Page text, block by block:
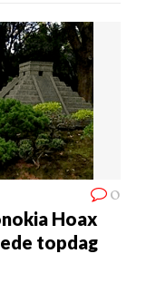
0
Hoax
topdag